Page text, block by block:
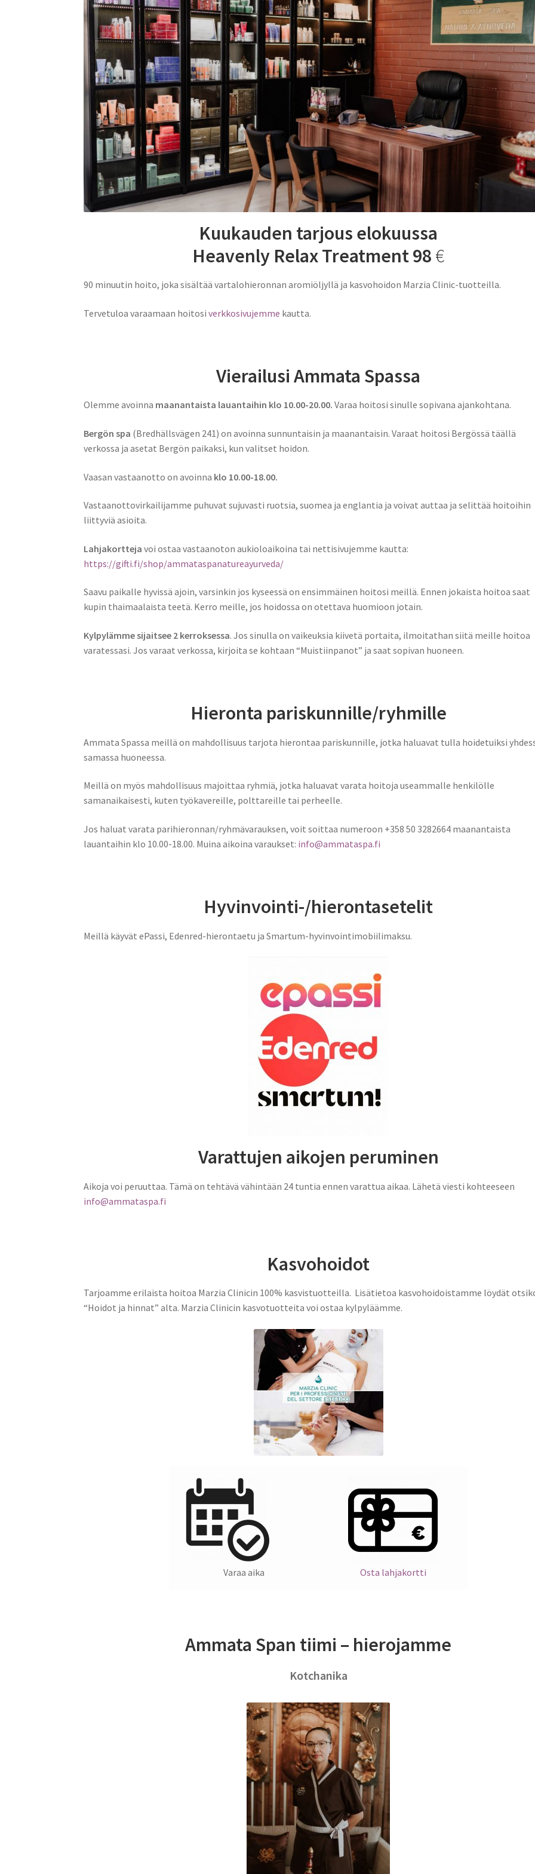
Kuukauden tarjous elokuussa
Heavenly Relax Treatment 98 €
90 minuutin hoito, joka sisältää vartalohieronnan aromiöljyllä ja kasvohoidon Marzia Clinic-tuotteilla.
Tervetuloa varaamaan hoitosiverkkosivujemme kautta.
Vierailusi Ammata Spassa
Olemme avoinna maanantaista lauantaihin klo 10.00-20.00. Varaa hoitosi sinulle sopivana ajankohtana.
Bergön spa (Bredhällsvägen 241) on avoinna sunnuntaisin ja maanantaisin. Varaat hoitosi Bergössä täällä
verkossa ja asetat Bergön paikaksi, kun valitset hoidon.
Vaasan vastaanotto on avoinna klo 10.00-18.00.
Vastaanottovirkailijamme puhuvat sujuvasti ruotsia, suomea ja englantia ja voivat auttaa ja selittää hoitoihin
liittyviä asioita.
Lahjakorttejavoi ostaa vastaanoton aukioloaikoina tai nettisivujemme kautta:
https://gifti.fi/shop/ammataspanatureayurveda/
Saavu paikalle hyvissä ajoin, varsinkin jos kyseessä on ensimmäinen hoitosi meillä. Ennen jokaista hoitoa saat
kupin thaimaalaista teetä. Kerro meille, jos hoidossa on otettava huomioon jotain.
Kylpylämme sijaitsee 2 kerroksessa. Jos sinulla on vaikeuksia kiivetä portaita, ilmoitathan siitä meille hoitoa
varatessasi. Jos varaat verkossa, kirjoita se kohtaan “Muistiinpanot” ja saat sopivan huoneen.
Hieronta pariskunnille/ryhmille
Ammata Spassa meillä on mahdollisuus tarjota hierontaa pariskunnille, jotka haluavat tulla hoidetuiksi
samassa huoneessa.
Meillä on myös mahdollisuus majoittaa ryhmiä, jotka haluavat varata hoitoja useammalle henkilölle
samanaikaisesti, kuten työkavereille, polttareille tai perheelle.
Jos haluat varata parihieronnan/ryhmävarauksen, voit soittaa numeroon +358 50 3282664 maanantaista
lauantaihin klo 10.00-18.00. Muina aikoina varaukset: info@ammataspa.fi
Hyvinvointi-/hierontasetelit
Meillä käyvät ePassi, Edenred-hierontaetu ja Smartum-hyvinvointimobiilimaksu.
Varattujen aikojen peruminen
Aikoja voi peruuttaa. Tämä on tehtävä vähintään 24 tuntia ennen varattua aikaa. Lähetä viesti kohteeseen
info@ammataspa.fi
Kasvohoidot
Tarjoamme erilaista hoitoa Marzia Clinicin 100% kasvistuotteilla. Lisätietoa kasvohoidoistamme löydät
“Hoidot ja hinnat” alta. Marzia Clinicin kasvotuotteita voi ostaa kylpyläämme.
Varaa aika Osta lahjakortti
Ammata Span tiimi – hierojamme
Kotchanika